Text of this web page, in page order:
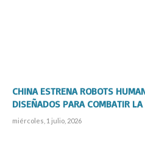
CHINA ESTRENA ROBOTS
DISEÑADOS PARA COMBATIR
miércoles, 1 julio, 2026